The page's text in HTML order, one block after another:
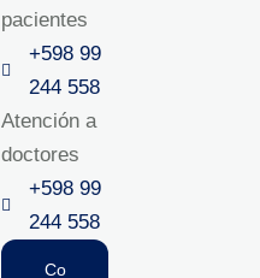
pacientes
+598 99
244 558
Atención a
doctores
+598 99
244 558‬‬
Co